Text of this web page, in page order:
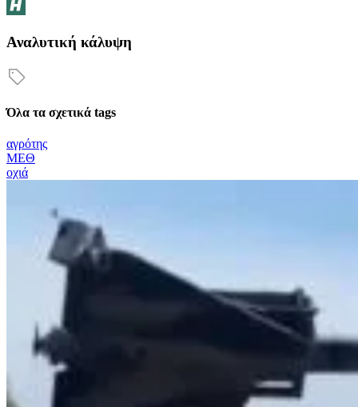
Αναλυτική κάλυψη
Όλα τα σχετικά tags
αγρότης
ΜΕΘ
οχιά